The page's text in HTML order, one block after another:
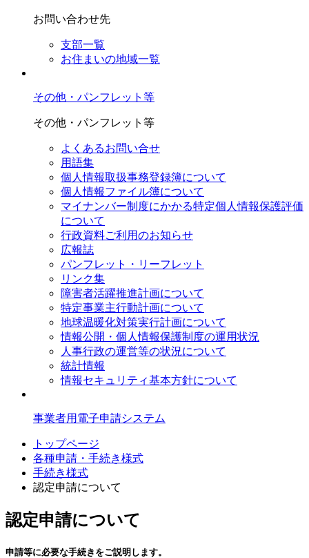
お問い合わせ先
支部一覧
お住まいの地域一覧
その他・パンフレット等
その他・パンフレット等
よくあるお問い合せ
用語集
個人情報取扱事務登録簿について
個人情報ファイル簿について
マイナンバー制度にかかる特定個人情報保護評価
について
行政資料ご利用のお知らせ
広報誌
パンフレット・リーフレット
リンク集
障害者活躍推進計画について
特定事業主行動計画について
地球温暖化対策実行計画について
情報公開・個人情報保護制度の運用状況
人事行政の運営等の状況について
統計情報
情報セキュリティ基本方針について
事業者用電子申請システム
トップページ
各種申請・手続き様式
手続き様式
認定申請について
認定申請について
申請等に必要な手続きをご説明します。